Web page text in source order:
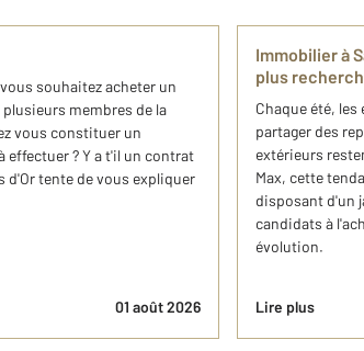
souhaitez acheter un
membres de la
vous constituer un
effectuer ? Y a t'il un contrat
d'Or tente de vous expliquer
01 août 2026
Immobilier à
plus
Chaque été,
partager des
extérieurs
Max, cette
disposant d'un
candidats à
évolution.
Lire plus